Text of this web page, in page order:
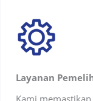
Layanan
Kami